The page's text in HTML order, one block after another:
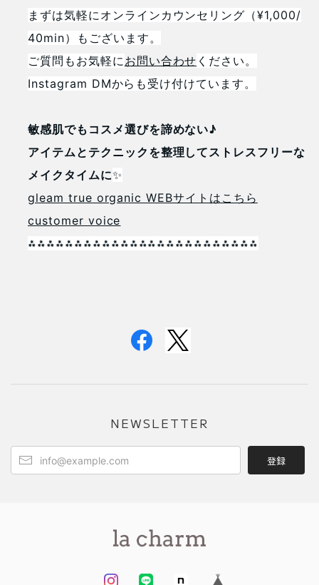
まずは気軽にオンラインカウンセリング（¥1,000/
40min）もございます。
ご質問もお気軽にお問い合わせ ください。
Instagram DMからも受け付けています。
敏感肌でもコスメ選びを諦めない♪
アイテムとテクニックを整理してストレスフリーな
メイクタイムに✨
gleam true organic WEBサイトはこちら
customer voice
⁂⁂⁂⁂⁂⁂⁂⁂⁂⁂⁂⁂⁂⁂⁂⁂⁂⁂⁂⁂⁂⁂⁂⁂⁂
NEWSLETTER
登録